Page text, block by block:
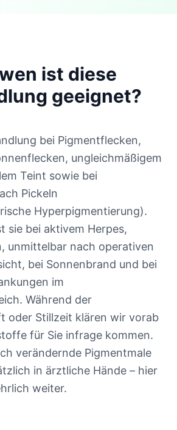
ist diese
geeignet?
bei Pigmentflecken,
ungleichmäßigem
Teint sowie bei
Pickeln
Hyperpigmentierung).
sie bei aktivem Herpes,
unmittelbar nach operativen
bei Sonnenbrand und bei
im
Während der
oder Stillzeit klären wir vorab
für Sie infrage kommen.
verändernde Pigmentmale
in ärztliche Hände – hier
weiter.